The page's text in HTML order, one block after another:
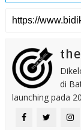
di
launching pada